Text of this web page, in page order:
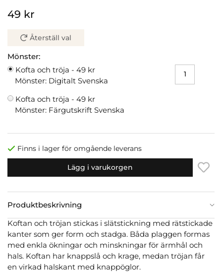
49 kr
Återställ val
Mönster:
Kofta och tröja - 49 kr
Mönster: Digitalt Svenska
Kofta och tröja - 49 kr
Mönster: Färgutskrift Svenska
Finns i lager för omgående leverans
Lägg i varukorgen
Produktbeskrivning
Koftan och tröjan stickas i slätstickning med rätstickade
kanter som ger form och stadga. Båda plaggen formas
med enkla ökningar och minskningar för ärmhål och
hals. Koftan har knappslå och krage, medan tröjan får
en virkad halskant med knappöglor.